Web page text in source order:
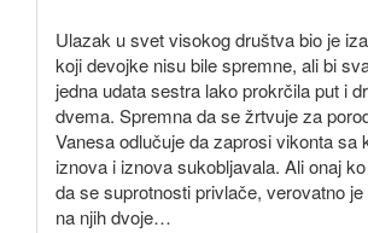
Ulazak u svet visokog društva bio je
koji devojke nisu bile spremne, ali bi
jedna udata sestra lako prokrčila put i
dvema. Spremna da se žrtvuje za
Vanesa odlučuje da zaprosi vikonta sa
iznova i iznova sukobljavala. Ali onaj
da se suprotnosti privlače, verovatno
na njih dvoje…